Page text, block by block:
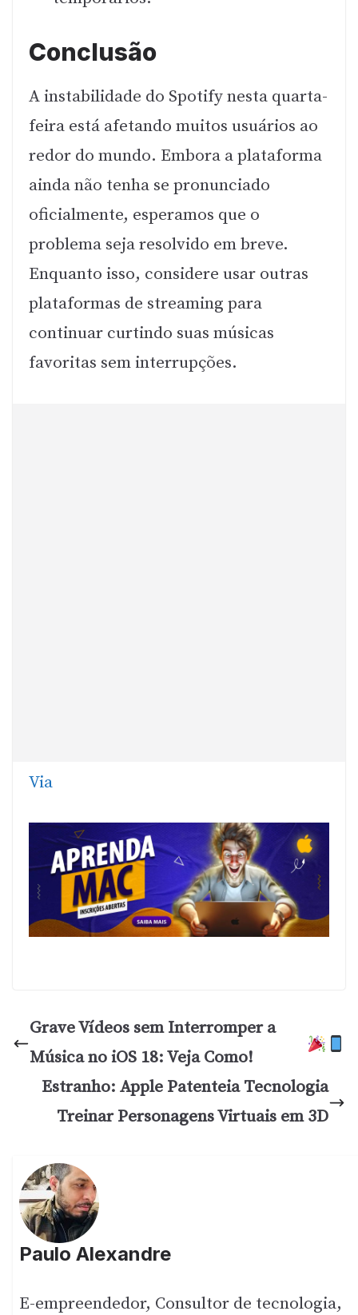
Conclusão
A instabilidade do Spotify nesta quarta-
feira está afetando muitos usuários ao
redor do mundo. Embora a plataforma
ainda não tenha se pronunciado
oficialmente, esperamos que o
problema seja resolvido em breve.
Enquanto isso, considere usar outras
plataformas de streaming para
continuar curtindo suas músicas
favoritas sem interrupções.
Via
Grave Vídeos sem Interromper a
Música no iOS 18: Veja Como!
Estranho: Apple Patenteia Tecnologia
Treinar Personagens Virtuais em 3D
Paulo Alexandre
E-empreendedor, Consultor de tecnologia,